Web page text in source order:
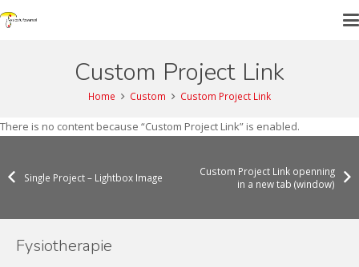
Custom Project Link
Home Custom Custom Project Link
There is no content because “Custom Project Link” is enabled.
Single Project – Lightbox Image
Custom Project Link openning
in a new tab (window)
Fysiotherapie